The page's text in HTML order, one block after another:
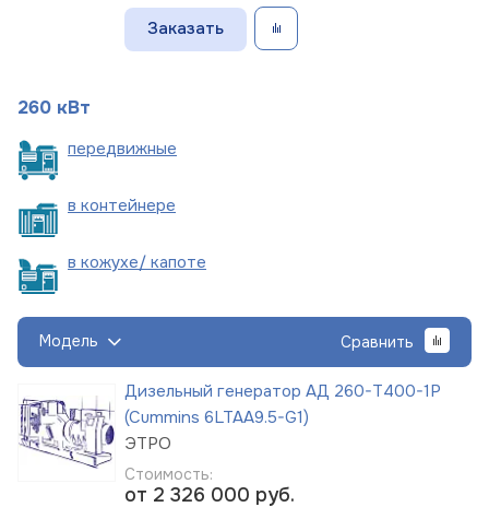
Заказать
260 кВт
передвижные
в контейнере
в кожухе/ капоте
Модель Сравнить
Дизельный генератор АД 260-Т400-1Р
(Cummins 6LTAA9.5-G1)
ЭТРО
Стоимость:
от 2 326 000 руб.